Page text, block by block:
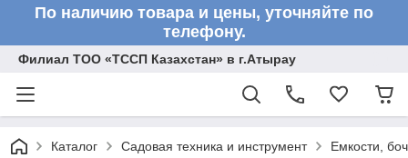
По наличию товара и цены, уточняйте по
телефону.
Филиал ТОО «ТССП Казахстан» в г.Атырау
Каталог Садовая техника и инструмент Емкости,